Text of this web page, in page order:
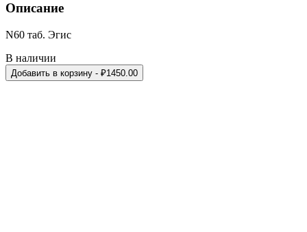
Описание
N60 таб. Эгис
В наличии
Добавить в корзину - ₽1450.00